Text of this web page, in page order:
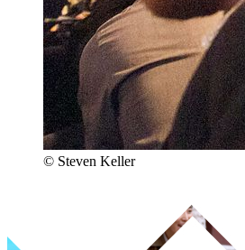
© Steven Keller